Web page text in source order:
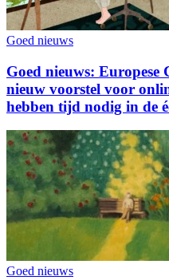
Goed nieuws
Goed nieuws: Europese
nieuw voorstel voor
hebben tijd nodig in de
Goed nieuws